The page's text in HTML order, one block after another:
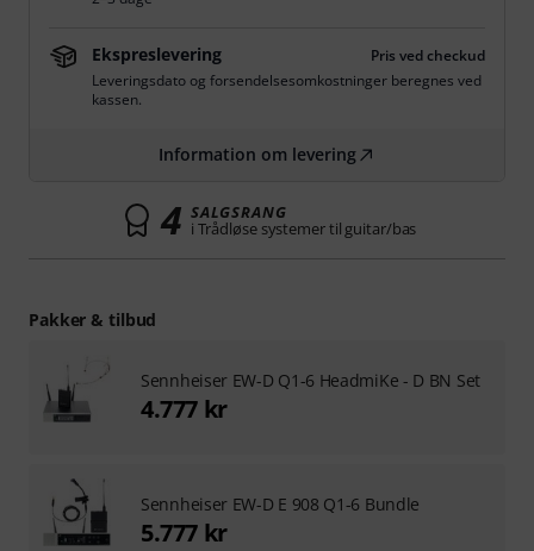
Ekspreslevering
Pris ved checkud
Leveringsdato og forsendelsesomkostninger beregnes ved
kassen.
Information om levering
4 SALGSRANG
i Trådløse systemer til guitar/bas
Pakker & tilbud
Sennheiser EW-D Q1-6 HeadmiKe - D BN Set
4.777 kr
Sennheiser EW-D E 908 Q1-6 Bundle
5.777 kr